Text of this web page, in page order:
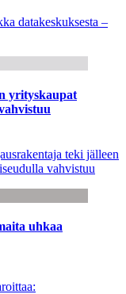
datakeskuksesta –
yrityskaupat
teki jälleen
vahvistuu
uhkaa